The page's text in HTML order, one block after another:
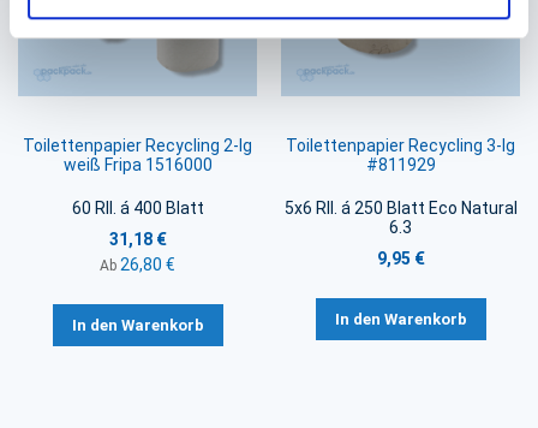
Toilettenpapier Recycling 2-lg
weiß Fripa 1516000
60 Rll. á 400 Blatt
31,18 €
Ab 26,80 €
In den Warenkorb
Toilettenpapier Recycling 3-lg
#811929
5x6 Rll. á 250 Blatt Eco Natural
6.3
9,95 €
In den Warenkorb